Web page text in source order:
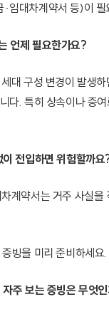
임대차계약서 등)이 필
언제 필요한가요?
대 구성 변경이 발생
다. 특히 상속이나 증
전입하면 위험할까요
계약서는 거주 사실을
빙을 미리 준비하세요.
주 보는 증빙은 무엇